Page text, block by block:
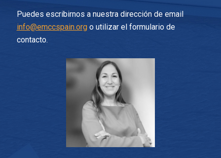
Puedes escribirnos a nuestra dirección de email
info@emccspain.orgo utilizar el formulario de
contacto.